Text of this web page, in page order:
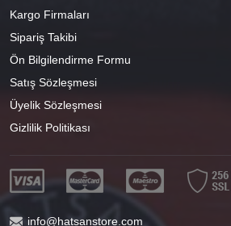
Kargo Firmaları
Sipariş Takibi
Ön Bilgilendirme Formu
Satış Sözleşmesi
Üyelik Sözleşmesi
Gizlilik Politikası
info@hatsanstore.com